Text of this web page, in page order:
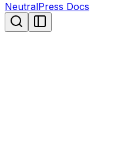
NeutralPress Docs